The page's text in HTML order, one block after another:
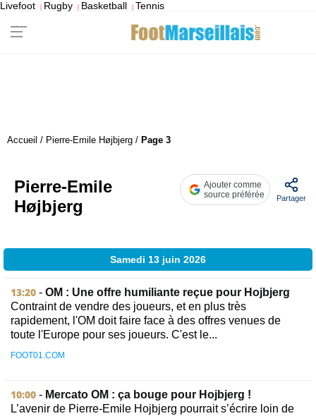
Livefoot | Rugby | Basketball | Tennis
Accueil / Pierre-Emile Højbjerg / Page 3
Pierre-Emile
Højbjerg
Ajouter comme
source préférée
Partager
Samedi 13 juin 2026
13:20 - OM : Une offre humiliante reçue pour Hojbjerg
Contraint de vendre des joueurs, et en plus très
rapidement, l'OM doit faire face à des offres venues de
toute l'Europe pour ses joueurs. C'est le...
FOOT01.COM
10:00 - Mercato OM : ça bouge pour Hojbjerg !
L’avenir de Pierre-Emile Hojbjerg pourrait s’écrire loin de